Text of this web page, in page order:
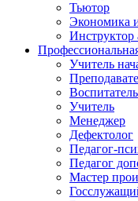
Тьютор
Экономика
Учитель
Воспитатель
Учитель
Менеджер
Дефектолог
Педагог-
Педагог
Мастер